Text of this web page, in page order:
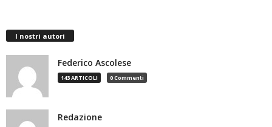
I nostri autori
Federico Ascolese
143 ARTICOLI 0 Commenti
Redazione